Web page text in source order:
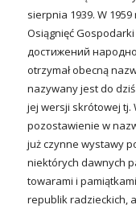
sierpnia 1939. W
Osiągnięć
достижений
otrzymał obecną
nazywany jest do
jej wersji skrótowej tj.
pozostawienie w
już czynne wystawy
niektórych dawnych
towarami i
republik radzieckich,